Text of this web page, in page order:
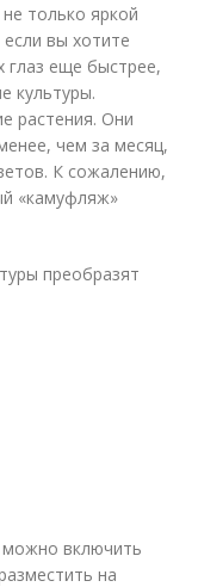
только яркой
вы хотите
глаз еще быстрее,
культуры.
растения. Они
чем за месяц,
К сожалению,
«камуфляж»
преобразят
включить
на